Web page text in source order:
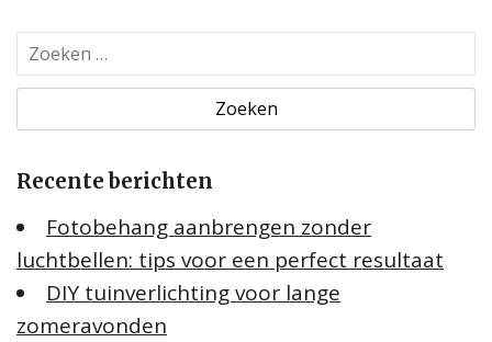
o
k
n
a
a
r
:
Recente berichten
Fotobehang aanbrengen zonder
luchtbellen: tips voor een perfect resultaat
DIY tuinverlichting voor lange
zomeravonden